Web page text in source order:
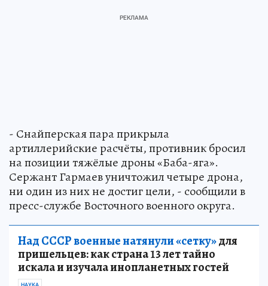
- Снайперская пара прикрыла
артиллерийские расчёты, противник бросил
на позиции тяжёлые дроны «Баба-яга».
Сержант Гармаев уничтожил четыре дрона,
ни один из них не достиг цели, - сообщили в
пресс-службе Восточного военного округа.
Над СССР военные натянули «сетку»для
пришельцев: как страна 13 лет тайно
искала и изучала инопланетных гостей
НАУКА